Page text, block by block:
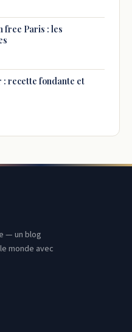
free Paris : les
: recette fondante et
— un blog
monde avec